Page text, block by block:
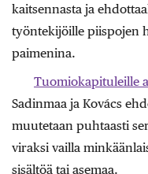
kaitsennasta ja
työntekijöille piispojen
paimenina.
Tuomiokapituleille
Sadinmaa ja Kovács
muutetaan puhtaasti
viraksi vailla
sisältöä tai asemaa.